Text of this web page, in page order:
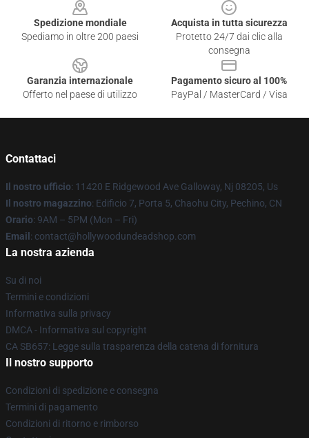
Spedizione mondiale
Spediamo in oltre 200 paesi
Acquista in tutta sicurezza
Protetto 24/7 dai clic alla
consegna
Garanzia internazionale
Offerto nel paese di utilizzo
Pagamento sicuro al 100%
PayPal / MasterCard / Visa
Contattaci
Il nostro ufficio: 11420 E Ridgewood Ave Galloway, Nj 08205, Us
Il nostro magazzino: Edificio 7, Porta 5, Chaohu City, Pechino, CN
Orario: 9AM – 5PM (Mon – Fri)
Email : contact@hollywoodundeadshop.com
La nostra azienda
Su di noi
Termini e condizioni
Informativa sulla privacy
DMCA - Informativa sul copyright
CA SB657: Legge sulla trasparenza della catena di fornitura
Il nostro supporto
Condizioni di spedizione e consegna
Termini di pagamento
Condizioni di ritorno e rimborso